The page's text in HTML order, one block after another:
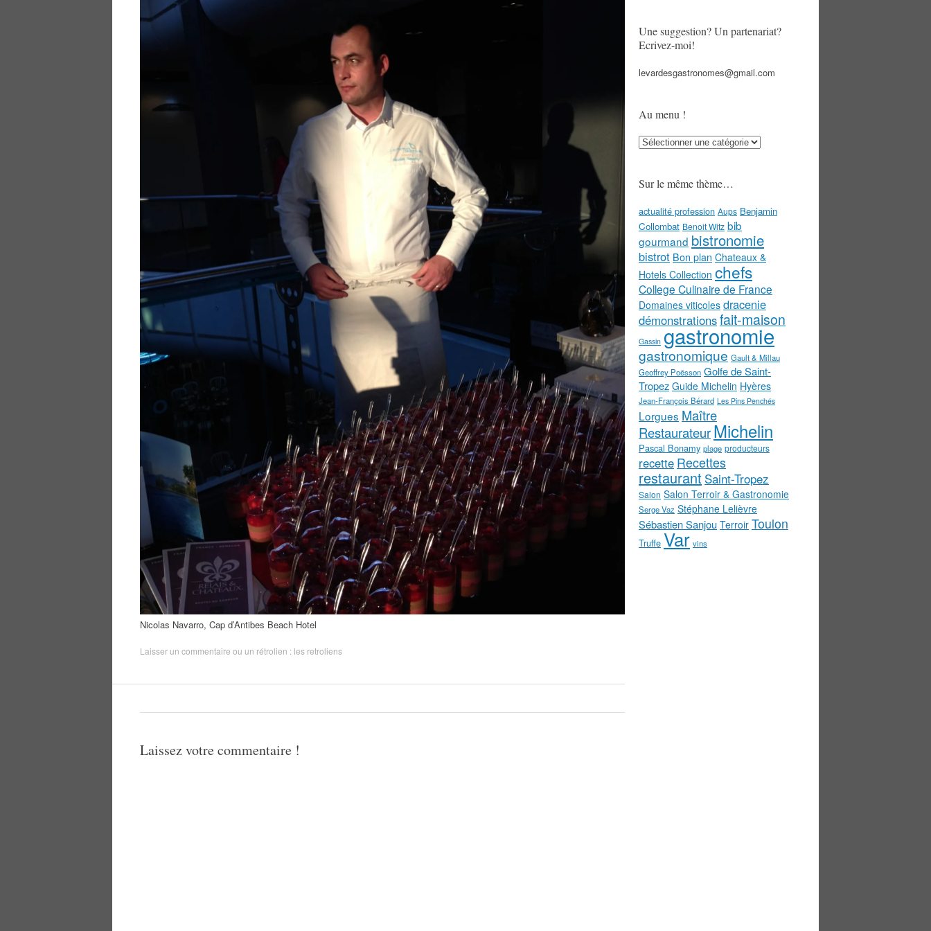
Nicolas Navarro, Cap d’Antibes Beach Hotel
Laisser un commentaire ou un rétrolien : les retroliens
Laissez votre commentaire !
Une suggestion? Un partenariat?
Ecrivez-moi!
levardesgastronomes@gmail.com
Au menu !
Au
Sur le même thème…
actualité profession Aups Benjamin
Collombat Benoit Witz bib
gourmand bistronomie
bistrot Bon plan Chateaux &
Hotels Collection chefs
College Culinaire de France
Domaines viticoles dracenie
démonstrationsfait-maison
Gassin gastronomie
gastronomique Gault & Millau
Geoffrey Poësson Golfe de Saint-
Tropez Guide Michelin Hyères
Jean-François Bérard Les Pins Penchés
Lorgues Maître
RestaurateurMichelin
Pascal Bonamy plage producteurs
recette Recettes
restaurant Saint-Tropez
Salon Salon Terroir & Gastronomie
Serge Vaz Stéphane Lelièvre
Sébastien Sanjou Terroir Toulon
Truffe Var vins